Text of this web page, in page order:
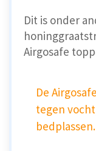
Dit is onder
Airgosafe
De
tegen
bedplassen.